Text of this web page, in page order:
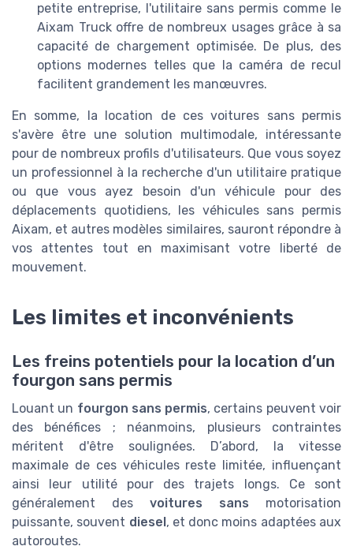
petite entreprise, l'utilitaire sans permis comme le
Aixam Truck offre de nombreux usages grâce à sa
capacité de chargement optimisée. De plus, des
options modernes telles que la caméra de recul
facilitent grandement les manœuvres.
En somme, la location de ces voitures sans permis
s'avère être une solution multimodale, intéressante
pour de nombreux profils d'utilisateurs. Que vous soyez
un professionnel à la recherche d'un utilitaire pratique
ou que vous ayez besoin d'un véhicule pour des
déplacements quotidiens, les véhicules sans permis
Aixam, et autres modèles similaires, sauront répondre à
vos attentes tout en maximisant votre liberté de
mouvement.
Les limites et inconvénients
Les freins potentiels pour la location d’un
fourgon sans permis
Louant un fourgon sans permis, certains peuvent voir
des bénéfices ; néanmoins, plusieurs contraintes
méritent d'être soulignées. D’abord, la vitesse
maximale de ces véhicules reste limitée, influençant
ainsi leur utilité pour des trajets longs. Ce sont
généralement des voitures sans motorisation
puissante, souvent diesel , et donc moins adaptées aux
autoroutes.